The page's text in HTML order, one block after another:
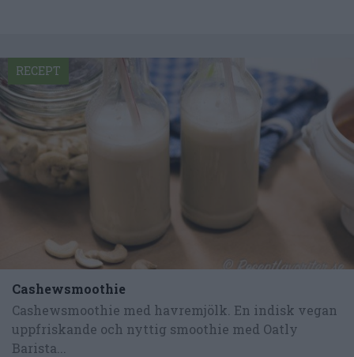
Cashewsmoothie
Cashewsmoothie med havremjölk. En indisk vegan
uppfriskande och nyttig smoothie med Oatly
Barista...
RECEPT